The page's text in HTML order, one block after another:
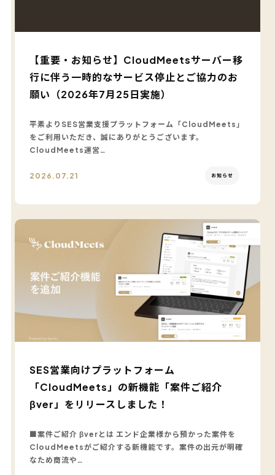
【重要・お知らせ】CloudMeetsサーバー移
行に伴う一時的なサービス停止とご協力のお
願い（2026年7月25日実施）
平素よりSES営業支援プラットフォーム「CloudMeets」
をご利用いただき、誠にありがとうございます。
CloudMeets運営…
2026.07.21 お知らせ
SES営業向けプラットフォーム
「CloudMeets」の新機能「案件ご紹介
βver」をリリースしました！
■案件ご紹介 βverとは エンド企業様から預かった案件を
CloudMeetsがご紹介する新機能です。案件の出元が明確
なため商流や…